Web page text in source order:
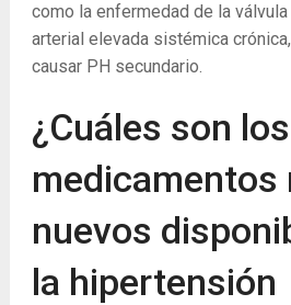
como la enfermedad de la
arterial elevada sistémica
causar PH secundario.
¿Cuáles son los
medicamentos
nuevos
la hipertensión